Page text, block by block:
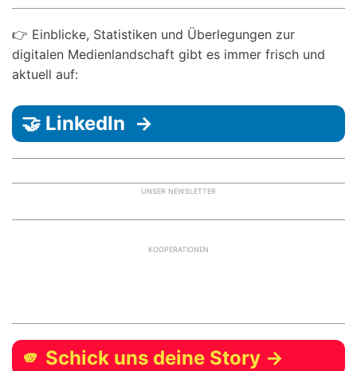
👉 Einblicke, Statistiken und Überlegungen zur
digitalen Medienlandschaft gibt es immer frisch und
aktuell auf:
🤝 LinkedIn →
UNSER NEWSLETTER
KOOPERATIONEN
🫵 Schick uns deine Story →